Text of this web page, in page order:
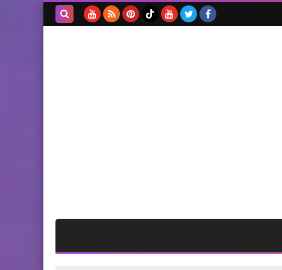
وتنصيب أعضاء الاتحاد الجدد
للدورة ٢٠٢١-٢٠٢٤ ‏
‎*لجنه حي العرب في مخيم عين